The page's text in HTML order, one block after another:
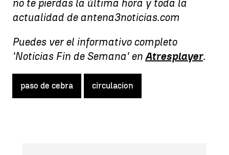
no te pierdas la última hora y toda la
actualidad de antena3noticias.com
Puedes ver el informativo completo
'Noticias Fin de Semana' en Atresplayer.
paso de cebra circulacion